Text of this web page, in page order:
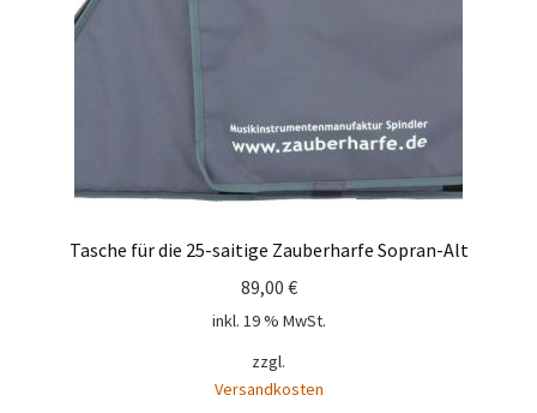
Tasche für die 25-saitige Zauberharfe Sopran-Alt
89,00 €
inkl. 19 % MwSt.
zzgl.
Versandkosten